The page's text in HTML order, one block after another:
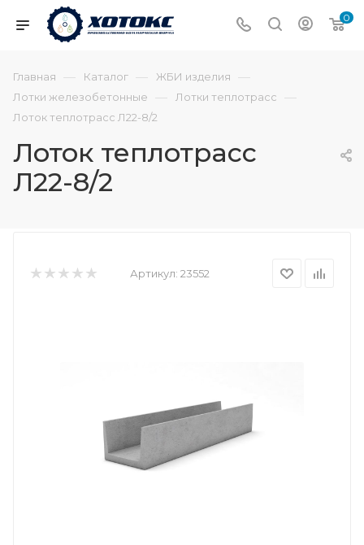
0
Главная — Каталог — ЖБИ изделия —
Лотки железобетонные — Лотки теплотрасс —
Лоток теплотрасс Л22-8/2
Лоток теплотрасс
Л22-8/2
Артикул: 23552